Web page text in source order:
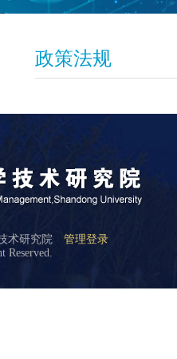
政策法规
术研究院 管理登录